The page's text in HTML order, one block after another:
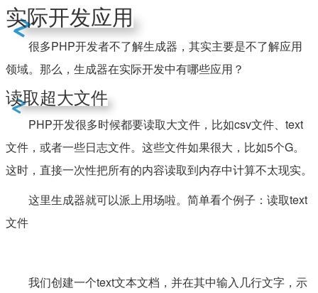
实际开发应用
很多PHP开发者不了解生成器，其实主要是不了解应用
领域。那么，生成器在实际开发中有哪些应用？
读取超大文件
PHP开发很多时候都要读取大文件，比如csv文件、text
文件，或者一些日志文件。这些文件如果很大，比如5个G。
这时，直接一次性把所有的内容读取到内存中计算不太现实。
这里生成器就可以派上用场啦。简单看个例子：读取text
文件
我们创建一个text文本文档，并在其中输入几行文字，示